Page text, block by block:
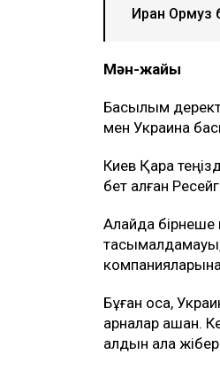
Ulysmedia.kz коллажы
АҚШ
Бұл туралы
хабарлайды
ТАҒЫ ДА
Түркия
Иран Ормуз
Мән-жайы
Басылым
мен Украина